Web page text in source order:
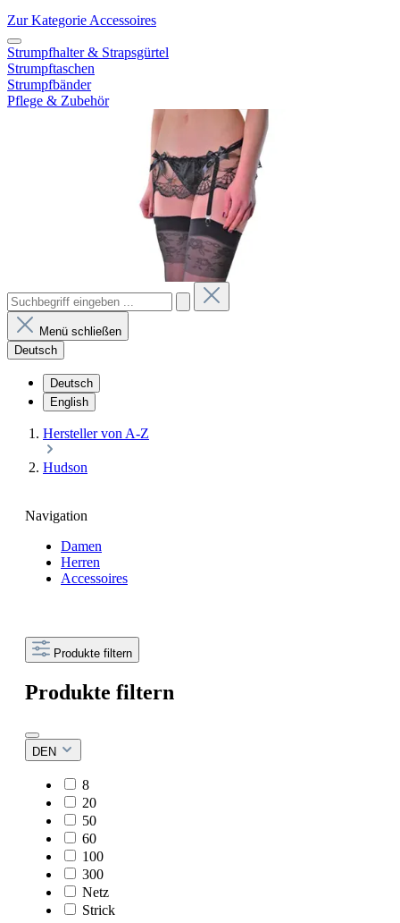
Zur Kategorie Accessoires
Strumpfhalter & Strapsgürtel
Strumpftaschen
Strumpfbänder
Pflege & Zubehör
Menü schließen
Deutsch
Deutsch
English
Hersteller von A-Z
Hudson
Navigation
Damen
Herren
Accessoires
Produkte filtern
Produkte filtern
DEN
8
20
50
60
100
300
Netz
Strick